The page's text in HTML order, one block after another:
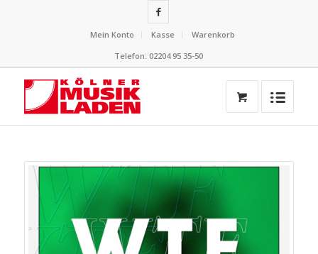
Mein Konto Kasse
Warenkorb
Telefon: 02204 95 35-50